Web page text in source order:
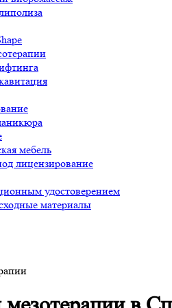
мебель
лицензирование
удостоверением
материалы